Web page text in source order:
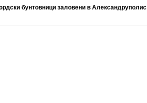
бунтовници заловени в Александруполис